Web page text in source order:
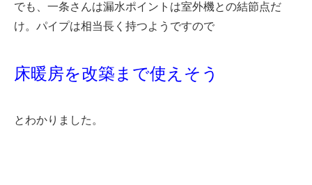
でも、一条さんは漏水ポイントは室外機との結節点だ
け。パイプは相当長く持つようですので
床暖房を改築まで使えそう
とわかりました。